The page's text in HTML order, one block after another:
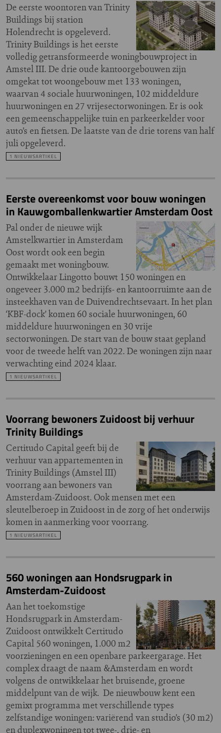
De eerste woontoren van Trinity
Buildings bij station
Holendrecht is opgeleverd.
Trinity Buildings is het eerste
volledig getransformeerde woningbouwproject in
Amstel III. De drie oude kantoorgebouwen zijn
omgekat tot woongebouw met 133 woningen,
waarvan 4 sociale huurwoningen, 102 middeldure
huurwoningen en 27 vrijesectorwoningen. Er is ook
een gemeenschappelijke tuin en parkeerkelder voor
auto’s en fietsen. De laatste van de drie torens van half
juli opgeleverd.
1 NIEUWSARTIKEL
Eerste overeenkomst voor bouw woningen
in Kauwgomballenkwartier Amsterdam Oost
Pal onder de nieuwe wijk
Amstelkwartier in Amsterdam
Oost wordt ook een begin
gemaakt met woningbouw.
Ontwikkelaar Lingotto bouwt 150 woningen en
ongeveer 3.000 m2 bedrijfs- en kantoorruimte aan de
insteekhaven van de Duivendrechtsevaart. In het plan
‘KBF-dock’ komen 60 sociale huurwoningen, 60
middeldure huurwoningen en 30 vrije
sectorwoningen. De start van de bouw staat gepland
voor de tweede helft van 2022. De woningen zijn naar
verwachting eind 2024 klaar.
1 NIEUWSARTIKEL
Voorrang bewoners Zuidoost bij verhuur
Trinity Buildings
Certitudo Capital geeft bij de
verhuur van appartementen in
Trinity Buildings (Amstel III)
voorrang aan bewoners van
Amsterdam-Zuidoost. Ook mensen met een
sleutelberoep in Zuidoost in de zorg of het onderwijs
komen in aanmerking voor voorrang.
1 NIEUWSARTIKEL
560 woningen aan Hondsrugpark in
Amsterdam-Zuidoost
Aan het toekomstige
Hondsrugpark in Amsterdam-
Zuidoost ontwikkelt Certitudo
Capital 560 woningen, 1.000 m2
voorzieningen en een openbare parkeergarage. Het
complex draagt de naam &Amsterdam en wordt
volgens de ontwikkelaar het bruisende, groene
middelpunt van de wijk. De nieuwbouw kent een
gemixt programma met verschillende types
zelfstandige woningen: variërend van studio’s (30 m2)
en duplexwoningen tot twee-, drie- en